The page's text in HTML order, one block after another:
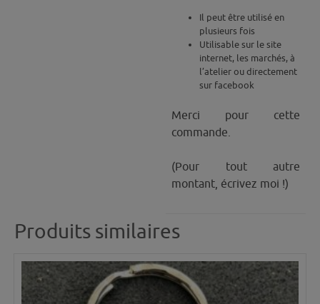
Il peut être utilisé en
plusieurs fois
Utilisable sur le site
internet, les marchés, à
l’atelier ou directement
sur facebook
Merci pour cette
commande.
(Pour tout autre
montant, écrivez moi !)
Produits similaires